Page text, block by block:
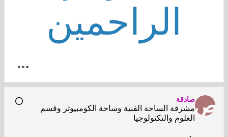
الراحمين
صادقة
مشرفة الساحة الفنية وساحة الكومبيوتر وقسم
العلوم والتكنولوجيا